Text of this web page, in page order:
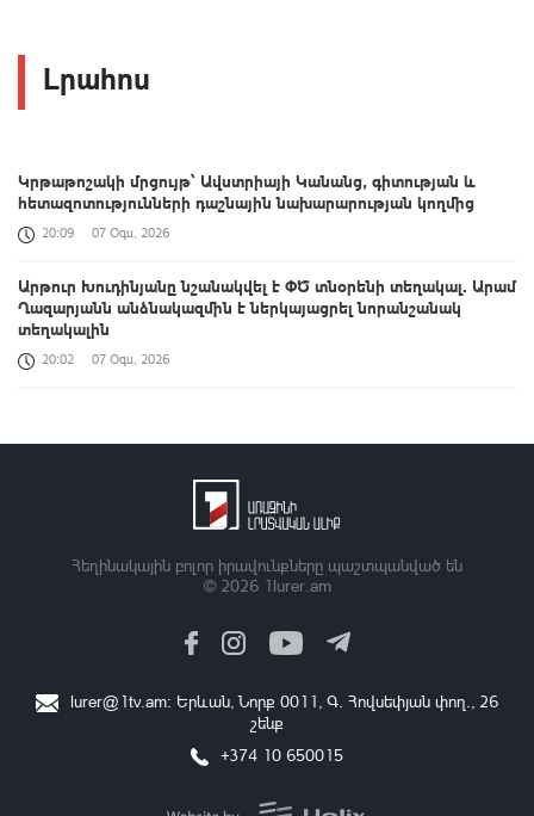
Լրահոս
Կրթաթոշակի մրցույթ՝ Ավստրիայի Կանանց, գիտության և
հետազոտությունների դաշնային նախարարության կողմից
20:09 07 Օգս, 2026
Արթուր Խուդինյանը նշանակվել է ՓԾ տնօրենի տեղակալ․ Արամ
Ղազարյանն անձնակազմին է ներկայացրել նորանշանակ
տեղակալին
20:02 07 Օգս, 2026
Թրամփն ու Միրզիյոևը քննարկել են երկկողմ և միջազգային
19:40 07 Օգս, 2026
կարգապահության բարձրացման խնդիրները
Օրը՝ 60 վայրկյանում | 07.08.2026
Լուսացույցի տեղադրում՝ առանց ասֆալտը վնասելու
Հեղինակային բոլոր իրավունքները պաշտպանված են
© 2026 1lurer.am
lurer@1tv.am։ Երևան, Նորք 0011, Գ․ Հովսեփյան փող., 26
շենք
+374 10 650015